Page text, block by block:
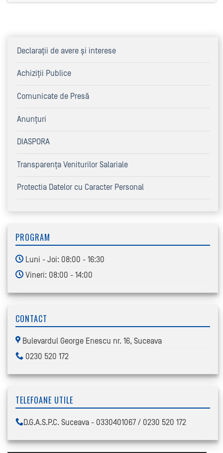
Declaraţii de avere şi interese
Achiziţii Publice
Comunicate de Presă
Anunțuri
DIASPORA
Transparența Veniturilor Salariale
Protectia Datelor cu Caracter Personal
PROGRAM
Luni - Joi: 08:00 - 16:30
Vineri: 08:00 - 14:00
CONTACT
Bulevardul George Enescu nr. 16, Suceava
0230 520 172
TELEFOANE UTILE
D.G.A.S.P.C. Suceava - 0330401067 / 0230 520 172